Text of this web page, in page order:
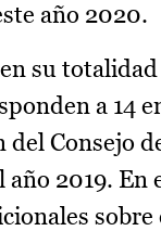
año 2020.
su
a 14
Consejo
2019. En
sobre